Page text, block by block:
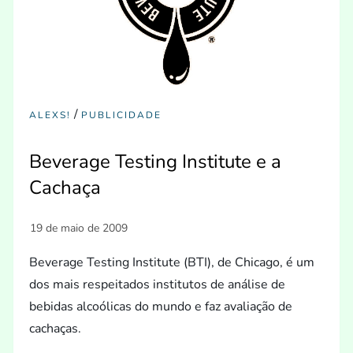
ALEXS! / PUBLICIDADE
Beverage Testing Institute e a
Cachaça
Beverage Testing Institute (BTI), de Chicago, é um
dos mais respeitados institutos de análise de
bebidas alcoólicas do mundo e faz avaliação de
cachaças.